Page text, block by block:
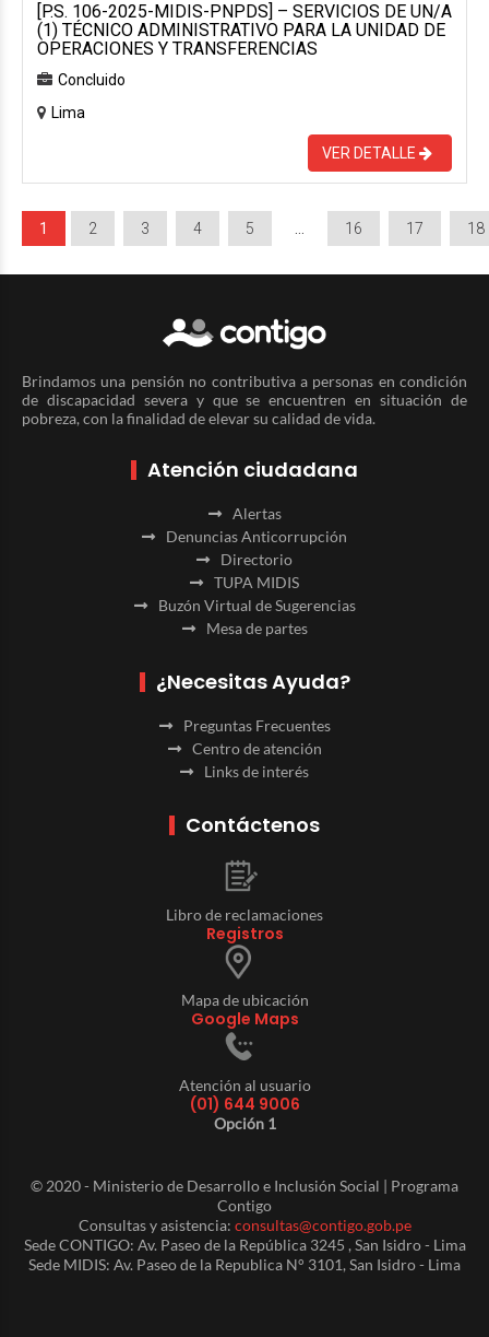
[P.S. 106-2025-MIDIS-PNPDS] – SERVICIOS DE UN/A
(1) TÉCNICO ADMINISTRATIVO PARA LA UNIDAD DE
OPERACIONES Y TRANSFERENCIAS
Concluido
Lima
VER DETALLE
1 2 3 4 5 16 17 18
Brindamos una pensión no contributiva a personas en condición
de discapacidad severa y que se encuentren en situación de
pobreza, con la finalidad de elevar su calidad de vida.
Atención ciudadana
Alertas
Denuncias Anticorrupción
Directorio
TUPA MIDIS
Buzón Virtual de Sugerencias
Mesa de partes
¿Necesitas Ayuda?
Preguntas Frecuentes
Centro de atención
Links de interés
Contáctenos
Libro de reclamaciones
Registros
Mapa de ubicación
Google Maps
Atención al usuario
(01) 644 9006
Opción 1
© 2020 - Ministerio de Desarrollo e Inclusión Social | Programa
Contigo
Consultas y asistencia: consultas@contigo.gob.pe
Sede CONTIGO: Av. Paseo de la República 3245 , San Isidro - Lima
Sede MIDIS: Av. Paseo de la Republica N° 3101, San Isidro - Lima